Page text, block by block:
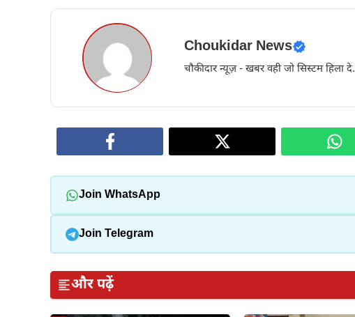
Choukidar News
चौकीदार न्यूज़ - खबर वही जो सिस्टम हिला दे.
Join WhatsApp
Join Telegram
और पढ़ें